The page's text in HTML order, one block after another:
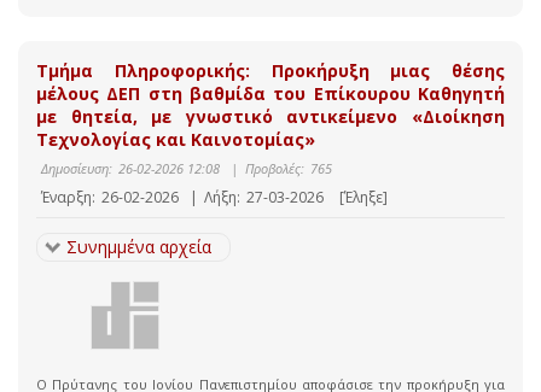
Τμήμα Πληροφορικής: Προκήρυξη μιας θέσης
μέλους ΔΕΠ στη βαθμίδα του Επίκουρου Καθηγητή
με θητεία, με γνωστικό αντικείμενο «Διοίκηση
Τεχνολογίας και Καινοτομίας»
Δημοσίευση: 26-02-2026 12:08 | Προβολές: 765
Έναρξη: 26-02-2026 | Λήξη: 27-03-2026 [Έληξε]
Συνημμένα αρχεία
O Πρύτανης του Ιονίου Πανεπιστημίου αποφάσισε την προκήρυξη για